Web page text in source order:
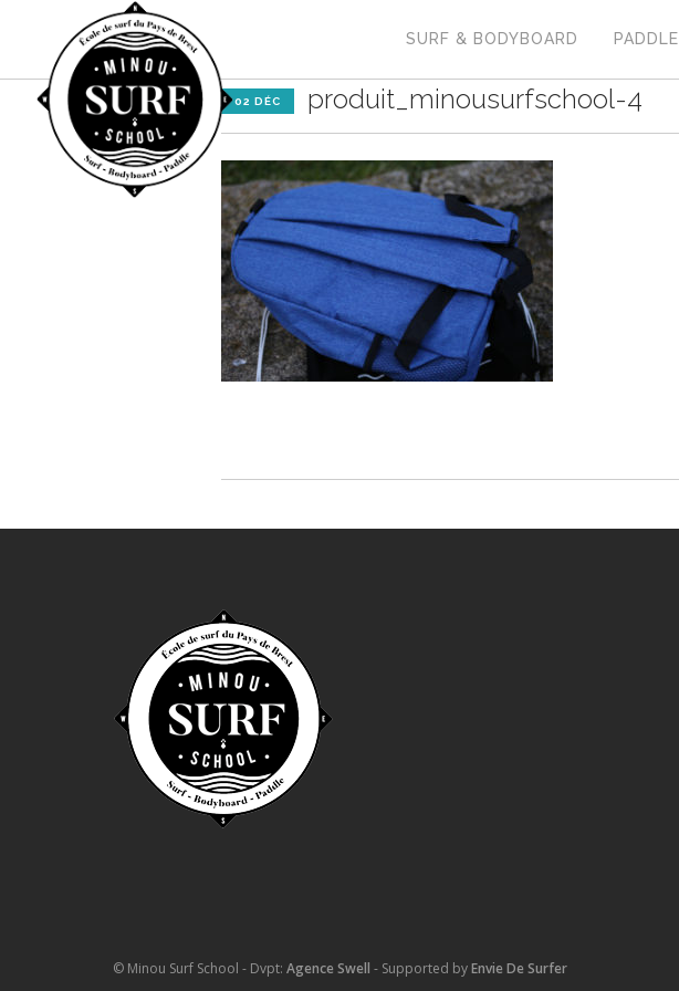
SURF & BODYBOARD PADDLE
02 DÉC produit_minousurfschool-4
© Minou Surf School - Dvpt: Agence Swell - Supported byEnvie De Surfer